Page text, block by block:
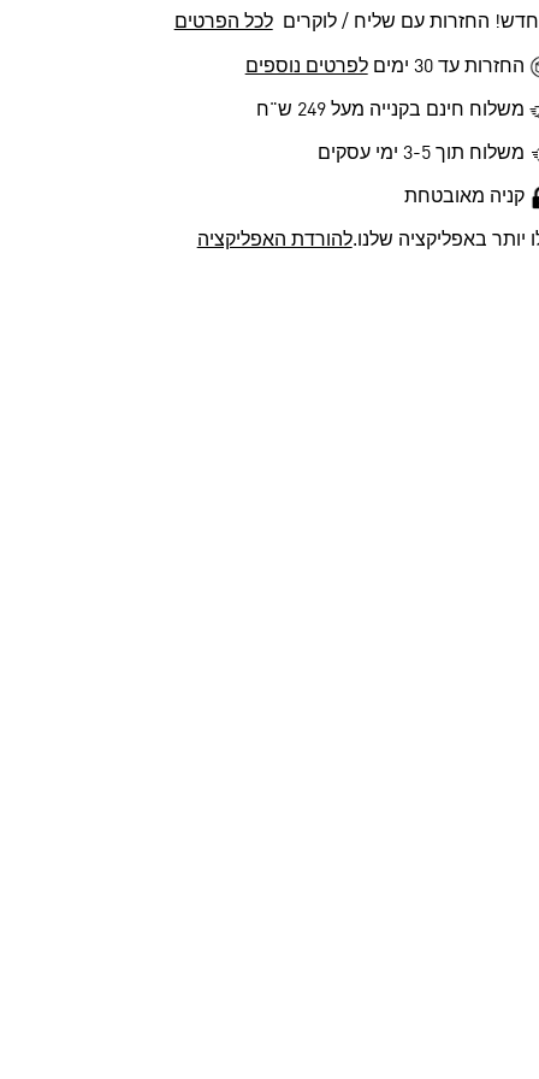
החזרות עם שליח / לוקריםלכל הפרטים
החזרות עד 30 ימים לפרטים נוספים
משלוח חינם בקנייה מעל 249 ש"ח
משלוח תוך 3-5 ימי עסקים
קניה מאובטחת
יותר באפליקציה שלנו.להורדת האפליקציה